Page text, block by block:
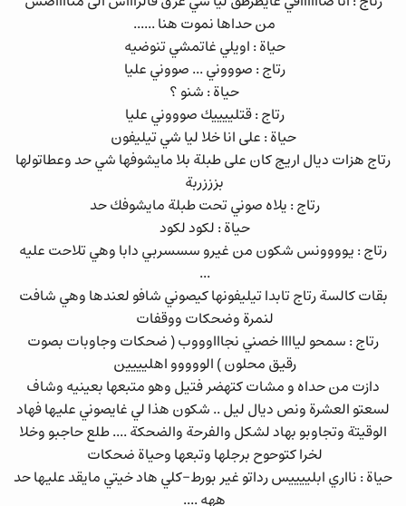
من حداها نموت هنا ......
حياة : اويلي غاتمشي تنوضيه
رتاج : صوووني ... صووني عليا
حياة : شنو ؟
رتاج : قتلييييك صوووني عليا
حياة : على انا خلا ليا شي تيليفون
رتاج هزات ديال اريج كان على طبلة بلا مايشوفها شي حد وعطاتولها
بزززربة
رتاج : يلاه صوني تحت طبلة مايشوفك حد
حياة : لكود لكود
رتاج : يوووونس شكون من غيرو سسسربي دابا وهي تلاحت عليه
...
بقات كالسة رتاج تابدا تيليفونها كيصوني شافو لعندها وهي شافت
لنمرة وضحكات ووقفات
رتاج : سمحو لياااا خصني نجاااوووب ( ضحكات وجاوبات بصوت
رقيق محلون ) الووووو اهليييين
دازت من حداه و مشات كتهضر فتيل وهو متبعها بعينيه وشاف
لسعتو العشرة ونص ديال ليل .. شكون هذا لي غايصوني عليها فهاد
الوقيتة وتجاوبو بهاد لشكل والفرحة والضحكة .... طلع حاجبو وخلا
لخرا كتوحوح برجلها وتبعها وحياة ضحكات
حياة : نااري ابلييييس رداتو غير بورط-كلي هاد خيتي مايقد عليها حد
ههه ....